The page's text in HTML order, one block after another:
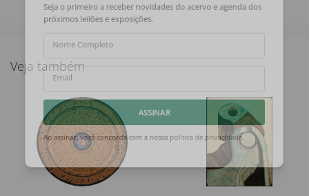
Veja também
Seja o primeiro a receber novidades do acervo e agenda dos
próximos leilões e exposições.
Nome Completo
ASSINAR
Ao assinar, você concorda com a nossa política de privacidade